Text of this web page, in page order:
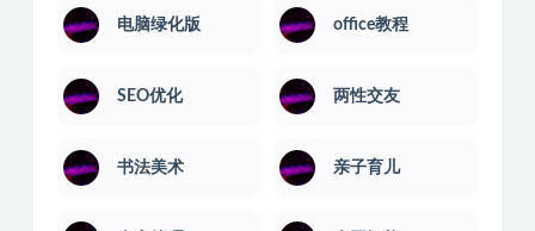
电脑绿化版 office教程
SEO优化 两性交友
书法美术 亲子育儿